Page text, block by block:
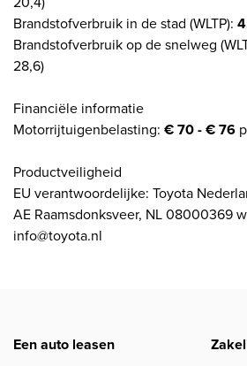
Brandstofverbruik in de stad (WLTP):
Brandstofverbruik op de snelweg
28,6)
Financiële informatie
Motorrijtuigenbelasting: € 70 - € 76
Productveiligheid
EU verantwoordelijke: Toyota
AE Raamsdonksveer, NL 08000369
info@toyota.nl
Een auto leasen